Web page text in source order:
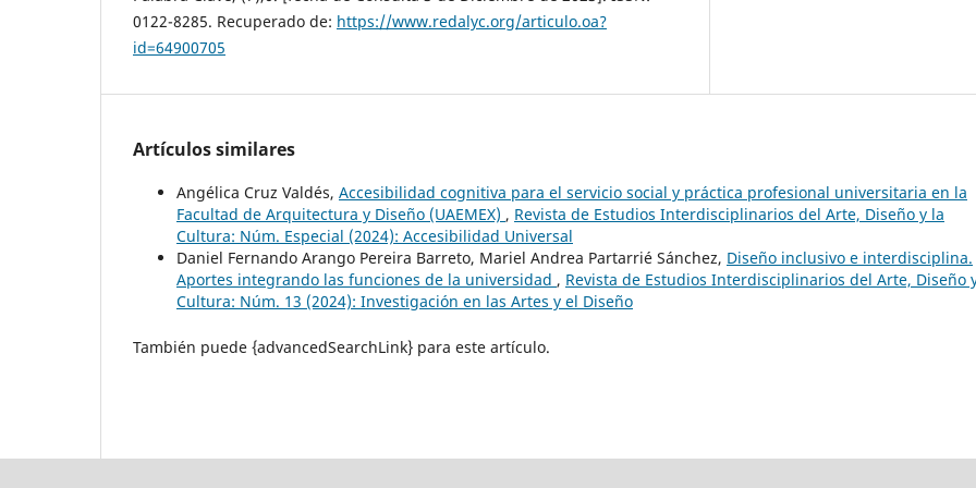
0122-8285. Recuperado de: https://www.redalyc.org/articulo.oa?
id=64900705
Artículos similares
Angélica Cruz Valdés, Accesibilidad cognitiva para el servicio social y práctica profesional universitaria en la
Facultad de Arquitectura y Diseño (UAEMEX) , Revista de Estudios Interdisciplinarios del Arte, Diseño y la
Cultura: Núm. Especial (2024): Accesibilidad Universal
Daniel Fernando Arango Pereira Barreto, Mariel Andrea Partarrié Sánchez, Diseño inclusivo e interdisciplina.
Aportes integrando las funciones de la universidad , Revista de Estudios Interdisciplinarios del Arte, Diseño
Cultura: Núm. 13 (2024): Investigación en las Artes y el Diseño
También puede {advancedSearchLink} para este artículo.